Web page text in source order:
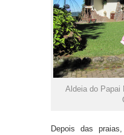
Aldeia do Papai
Depois das